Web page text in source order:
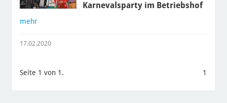
Karnevalsparty im Betriebshof
mehr
17.02.2020
Seite 1 von 1. 1